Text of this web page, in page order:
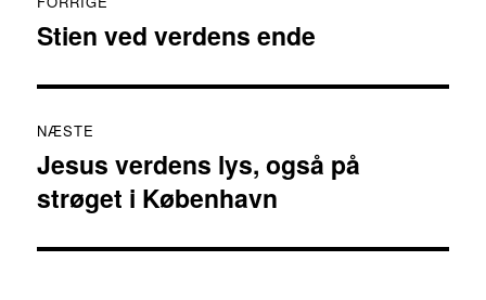
Forrige
Stien ved verdens ende
NÆSTE
Næste
indlæg:
Jesus verdens lys, også på
strøget i København